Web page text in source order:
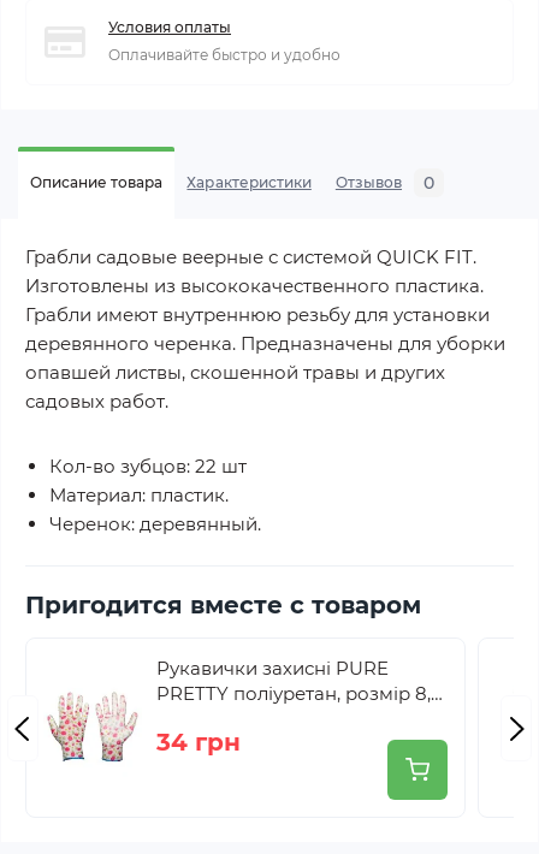
Условия оплаты
Оплачивайте быстро и удобно
Описание товара Характеристики Отзывов 0
Грабли садовые веерные с системой QUICK FIT.
Изготовлены из высококачественного пластика.
Грабли имеют внутреннюю резьбу для установки
деревянного черенка. Предназначены для уборки
опавшей листвы, скошенной травы и других
садовых работ.
Кол-во зубцов: 22 шт
Материал: пластик.
Черенок: деревянный.
Пригодится вместе с товаром
Рукавички захисні PURE
PRETTY поліуретан, розмір 8,
34 грн